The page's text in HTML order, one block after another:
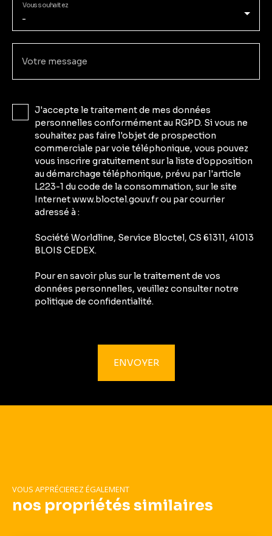
-
Vous souhaitez
Votre message
J'accepte le traitement de mes données
personnelles conformément au RGPD. Si vous ne
souhaitez pas faire l'objet de prospection
commerciale par voie téléphonique, vous pouvez
vous inscrire gratuitement sur la liste d'opposition
au démarchage téléphonique, prévu par l'article
L223-1 du code de la consommation, sur le site
Internet www.bloctel.gouv.fr ou par courrier
adressé à :
Société Worldline, Service Bloctel, CS 61311, 41013
BLOIS CEDEX.
Pour en savoir plus sur le traitement de vos
données personnelles, veuillez consulter notre
politique de confidentialité.
ENVOYER
VOUS APPRÉCIEREZ ÉGALEMENT
nos propriétés similaires